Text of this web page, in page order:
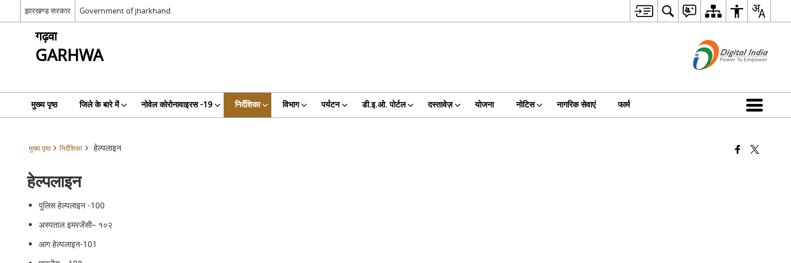
झारखण्ड सरकार Government of jharkhand
गढ़वा
GARHWA
मुख्य पृष्ठ जिले के बारे में नोवेल कोरोनावाइरस -19 निर्देशिका विभाग पर्यटन डी.इ.ओ. पोर्टल दस्तावेज़ योजना नोटिस नागरिक सेवाएं फार्म
मुख्य पृष्ठ निर्देशिका हेल्पलाइन
हेल्पलाइन
पुलिस हेल्पलाइन -100
अस्पताल इमरजेंसी– १०२
आग हेल्पलाइन-101